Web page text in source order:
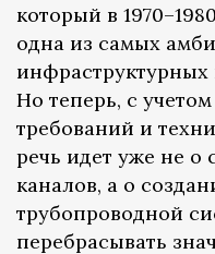
который в
одна из самых
Но теперь, с
требований и
речь идет уже не о
каналов, а о
трубопроводной
перебрасывать